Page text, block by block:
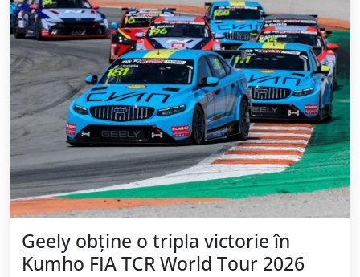
Geely obține o tripla victorie în
Kumho FIA TCR World Tour 2026